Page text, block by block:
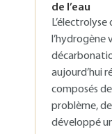
de l’eau
l’hydrogène
aujourd’hui
composés
problème,
développé